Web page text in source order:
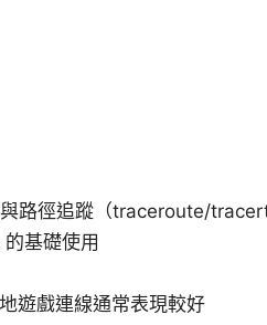
路徑追蹤（traceroute/tracert
基礎使用
遊戲連線通常表現較好